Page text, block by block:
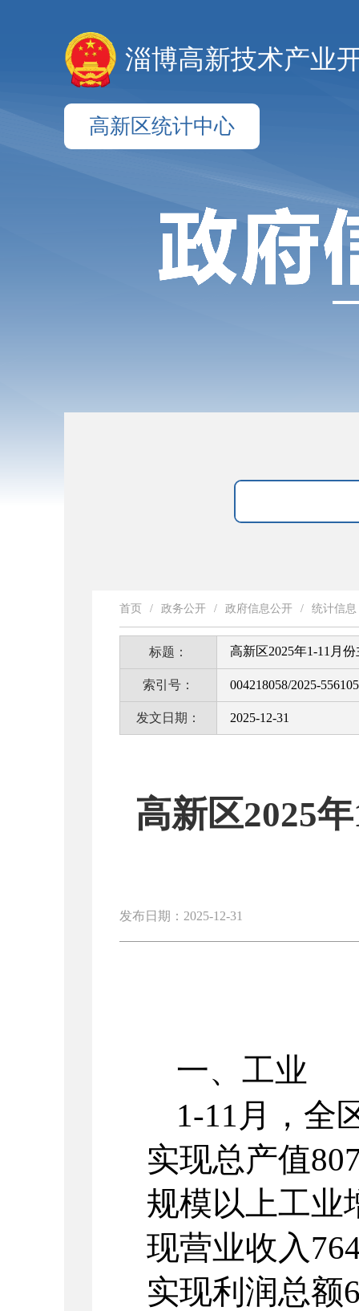
淄博高新技术产业
高新区统计中心
首页 / 政务公开 / 政府信息公开 / 统计信息
标题： 高新区2025年1-11月
索引号： 004218058/2025-
发文日期： 2025-12-31
高新区2025
发布日期：2025-12-31
一、工业
1-11 月，全
实现总产值
规模以上工业
现营业收入
实现利润总额